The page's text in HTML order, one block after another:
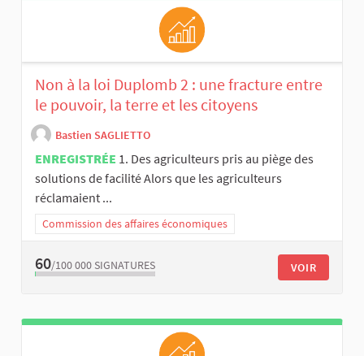
Non à la loi Duplomb 2 : une fracture entre
le pouvoir, la terre et les citoyens
Bastien SAGLIETTO
ENREGISTRÉE 1. Des agriculteurs pris au piège des
solutions de facilité Alors que les agriculteurs
réclamaient ...
Commission des affaires économiques
60/100 000 SIGNATURES VOIR